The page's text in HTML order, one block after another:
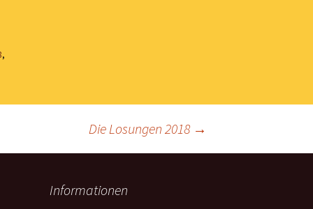
,
Die Losungen 2018 →
Informationen